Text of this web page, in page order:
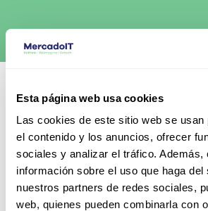
Esta página web usa cookies
Las cookies de este sitio web se usan
el contenido y los anuncios, ofrecer
sociales y analizar el tráfico. Además,
información sobre el uso que haga del
nuestros partners de redes sociales,
web, quienes pueden combinarla con
Todos los productos